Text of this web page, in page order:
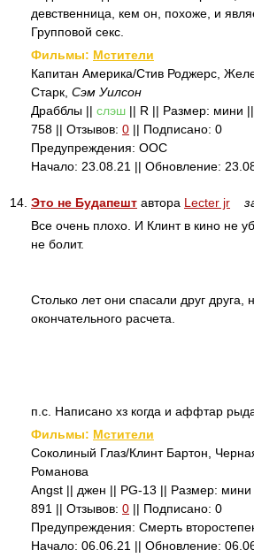
девственница, кем он, похоже, и
Групповой секс.
Фильмы: Мстители
Капитан Америка/Стив Роджерс,
Старк, Сэм Уилсон
Драбблы || слэш || R || Размер: мини
758 || Отзывов: 0 || Подписано: 0
Предупреждения: ООС
Начало: 23.08.21 || Обновление:
14. Это не Будапешт автора Lecter jr
Все очень плохо. И Клинт в кино не
не болит.
Столько лет они спасали друг
окончательного расчета.
п.с. Написано хз когда и аффтар
Фильмы: Мстители
Соколиный Глаз/Клинт Бартон,
Романова
Angst || джен || PG-13 || Размер: мини
891 || Отзывов: 0 || Подписано: 0
Предупреждения: Смерть
Начало: 06.06.21 || Обновление: